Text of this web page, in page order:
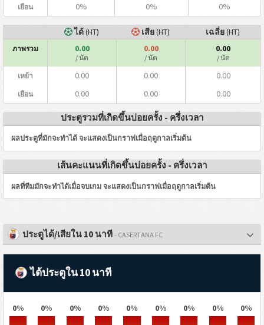
เยือน 0% 0% 0%
ได้(HT) เสีย(HT) เฉลี่ย(HT)
ภาพรวม 0.00
/ นัด
0.00
/ นัด
0.00
/ นัด
เหย้า 0.00 0.00 0.00
เยือน 0.00 0.00 0.00
ประตูรวมที่เกิดขึ้นบ่อยครั้ง - ครึ่งเวลา
ผลประตูที่มักจะทำได้ จะแสดงเป็นกราฟเมื่อฤดูกาลเริ่มต้น
เส้นคะแนนที่เกิดขึ้นบ่อยครั้ง - ครึ่งเวลา
ผลที่ทีมมักจะทำได้เมื่อจบเกม จะแสดงเป็นกราฟเมื่อฤดูกาลเริ่มต้น
ประตูได้/เสียใน 10 นาที - CASERTANA FC
ได้ประตูใน 10 นาที
0% 0% 0% 0% 0% 0% 0% 0% 0%